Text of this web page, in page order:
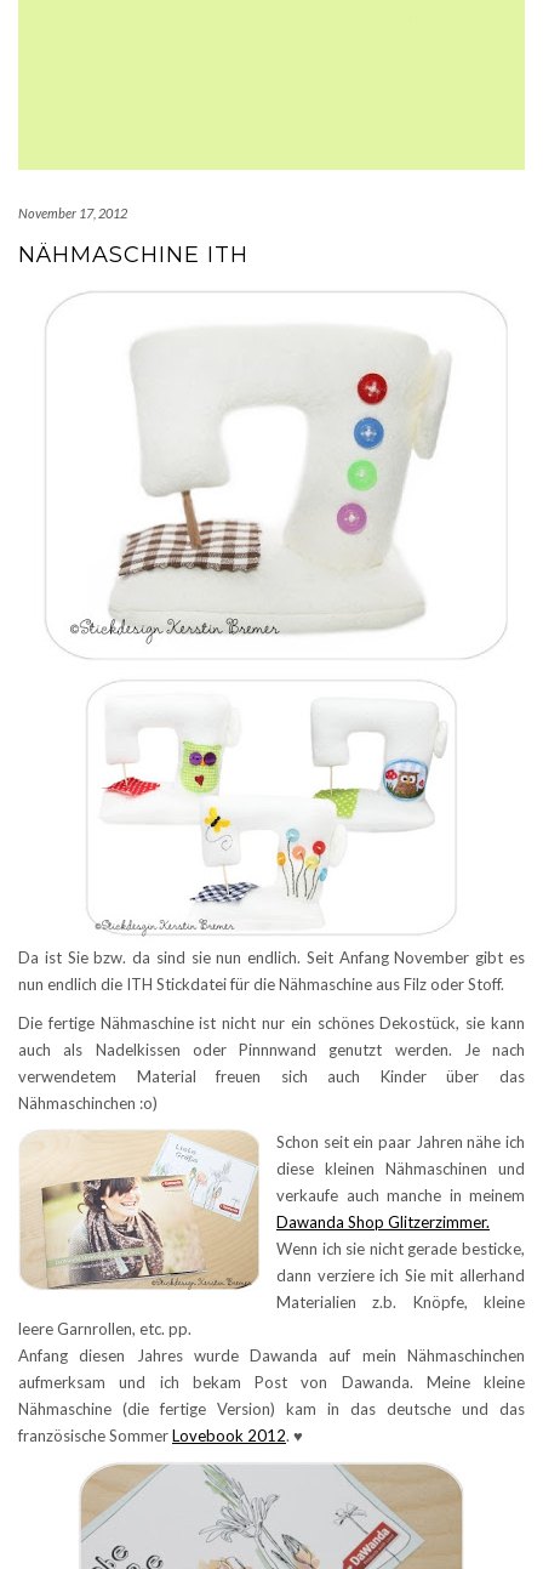
November 17, 2012
NÄHMASCHINE ITH
Da ist Sie bzw. da sind sie nun endlich. Seit Anfang November gibt es
nun endlich die ITH Stickdatei für die Nähmaschine aus Filz oder Stoff.
Die fertige Nähmaschine ist nicht nur ein schönes Dekostück, sie kann
auch als Nadelkissen oder Pinnnwand genutzt werden. Je nach
verwendetem Material freuen sich auch Kinder über das
Nähmaschinchen :o)
Schon seit ein paar Jahren nähe ich
diese kleinen Nähmaschinen und
verkaufe auch manche in meinem
Dawanda Shop Glitzerzimmer.
Wenn ich sie nicht gerade besticke,
dann verziere ich Sie mit allerhand
Materialien z.b. Knöpfe, kleine
leere Garnrollen, etc. pp.
Anfang diesen Jahres wurde Dawanda auf mein Nähmaschinchen
aufmerksam und ich bekam Post von Dawanda. Meine kleine
Nähmaschine (die fertige Version) kam in das deutsche und das
französische SommerLovebook 2012. ♥